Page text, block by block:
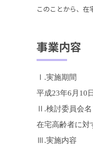
このことから、在
事業内容
Ⅰ.実施期間
平成23年6月10
Ⅱ.検討委員会名
在宅高齢者に対
Ⅲ.実施内容